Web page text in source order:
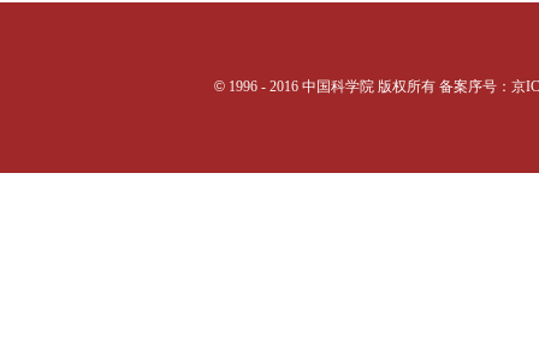
© 1996 - 2016 中国科学院 版权所有 备案序号：京